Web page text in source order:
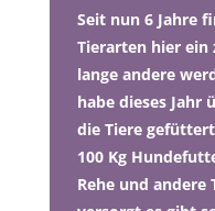
Seit nun 6 Jahre
Tierarten hier ein
lange andere
habe dieses Jahr
die Tiere
100 Kg
Rehe und andere